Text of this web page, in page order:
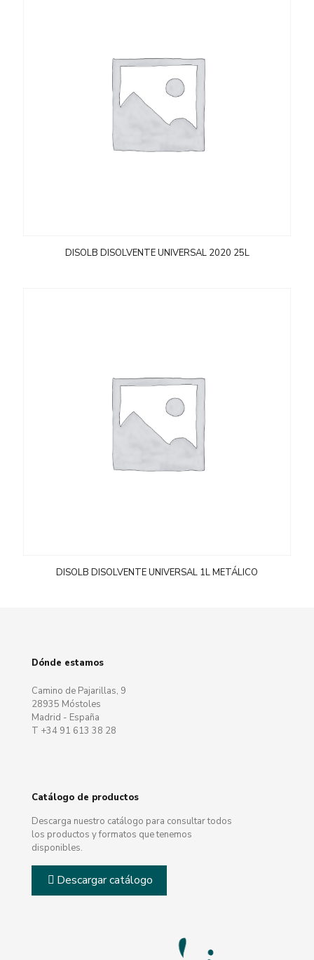
DISOLB DISOLVENTE UNIVERSAL 2020 25L
DISOLB DISOLVENTE UNIVERSAL 1L METÁLICO
Dónde estamos
Camino de Pajarillas, 9
28935 Móstoles
Madrid - España
T +34 91 613 38 28
Catálogo de productos
Descarga nuestro catálogo para consultar todos
los productos y formatos que tenemos
disponibles.
Descargar catálogo